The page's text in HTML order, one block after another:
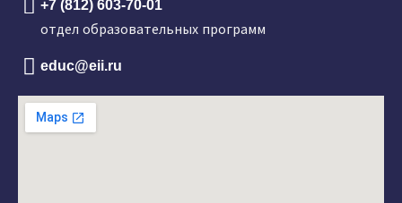
+7 (812) 603-70-01
отдел образовательных программ
educ@eii.ru